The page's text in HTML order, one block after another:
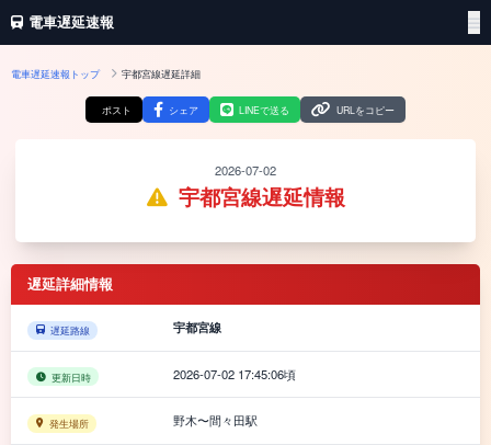
電車遅延速報
電車遅延速報トップ 宇都宮線遅延詳細
ポスト シェア LINEで送る URLをコピー
2026-07-02
宇都宮線遅延情報
遅延詳細情報
遅延路線 宇都宮線
更新日時 2026-07-02 17:45:06頃
発生場所 野木〜間々田駅